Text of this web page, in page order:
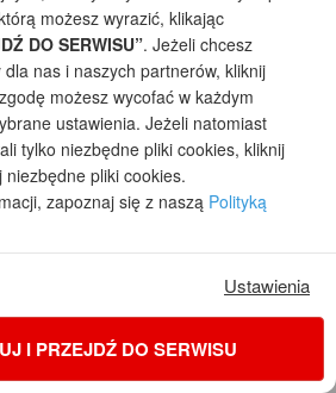
(G2E) OZE
+ GARAŻ
36,44 m²
+ KOTŁOWNIA
7,28m²
garażem dwustanowiskowym
(4 471,54 zł netto)
możesz wyrazić, klikając
DO SERWISU”. Jeżeli chcesz
nas i naszych partnerów, kliknij
możesz wycofać w każdym
ustawienia. Jeżeli natomiast
tylko niezbędne pliki cookies, kliknij
niezbędne pliki cookies.
zapoznaj się z naszą Polityką
Ustawienia
I PRZEJDŹ DO SERWISU